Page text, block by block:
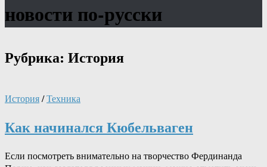
новости по-русски
Рубрика: История
История/Техника
Как начинался Кюбельваген
Если посмотреть внимательно на творчество Фердинанда